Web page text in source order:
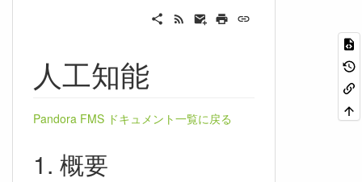
人工知能
Pandora FMS ドキュメント一覧に戻る
概要